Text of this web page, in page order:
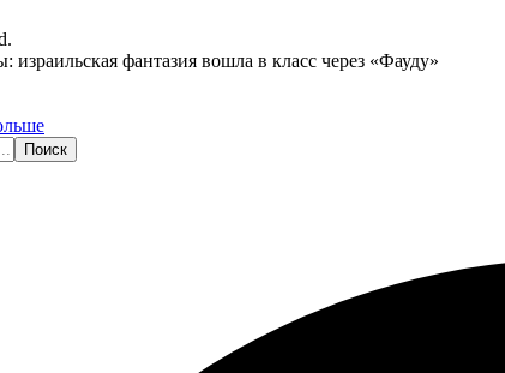
израильская фантазия вошла в класс через «Фауду»